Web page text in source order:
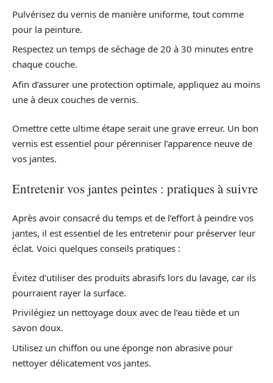
Pulvérisez du vernis de manière uniforme, tout comme
pour la peinture.
Respectez un temps de séchage de 20 à 30 minutes entre
chaque couche.
Afin d’assurer une protection optimale, appliquez au moins
une à deux couches de vernis.
Omettre cette ultime étape serait une grave erreur. Un bon
vernis est essentiel pour pérenniser l’apparence neuve de
vos jantes.
Entretenir vos jantes peintes : pratiques à suivre
Après avoir consacré du temps et de l’effort à peindre vos
jantes, il est essentiel de les entretenir pour préserver leur
éclat. Voici quelques conseils pratiques :
Évitez d’utiliser des produits abrasifs lors du lavage, car ils
pourraient rayer la surface.
Privilégiez un nettoyage doux avec de l’eau tiède et un
savon doux.
Utilisez un chiffon ou une éponge non abrasive pour
nettoyer délicatement vos jantes.